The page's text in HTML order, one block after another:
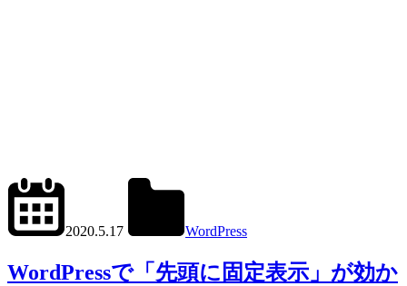
2020.5.17
WordPress
WordPressで「先頭に固定表示」が効か